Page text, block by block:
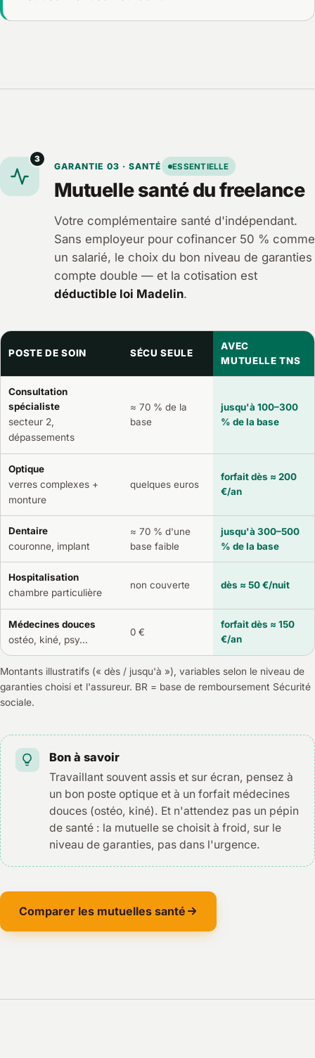
3
GARANTIE 03 · SANTÉ ESSENTIELLE
Mutuelle santé du freelance
Votre complémentaire santé d'indépendant.
Sans employeur pour cofinancer 50 % comme
un salarié, le choix du bon niveau de garanties
compte double — et la cotisation est
déductible loi Madelin.
POSTE DE SOIN SÉCU SEULE
AVEC
MUTUELLE TNS
Consultation
spécialiste
secteur 2,
dépassements
≈ 70 % de la
base
jusqu'à 100–300
% de la base
Optique
verres complexes +
monture
quelques euros
forfait dès ≈ 200
€/an
Dentaire
couronne, implant
≈ 70 % d'une
base faible
jusqu'à 300–500
% de la base
Hospitalisation
chambre particulière
non couverte dès ≈ 50 €/nuit
Médecines douces
ostéo, kiné, psy…
0 €
forfait dès ≈ 150
€/an
Montants illustratifs (« dès / jusqu'à »), variables selon le niveau de
garanties choisi et l'assureur. BR = base de remboursement Sécurité
sociale.
Bon à savoir
Travaillant souvent assis et sur écran, pensez à
un bon poste optique et à un forfait médecines
douces (ostéo, kiné). Et n'attendez pas un pépin
de santé : la mutuelle se choisit à froid, sur le
niveau de garanties, pas dans l'urgence.
Comparer les mutuelles santé